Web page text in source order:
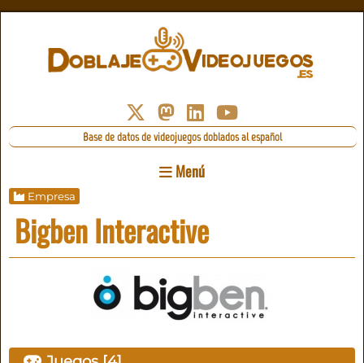
Base de datos de videojuegos doblados al español
Menú
Empresa
Bigben Interactive